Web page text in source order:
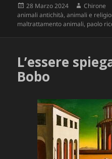
Scritto
il
28 Marzo 2024 Autore
Chirone
animali antichità,animali e
maltrattamento animali, paolo
L’essere
Bobo